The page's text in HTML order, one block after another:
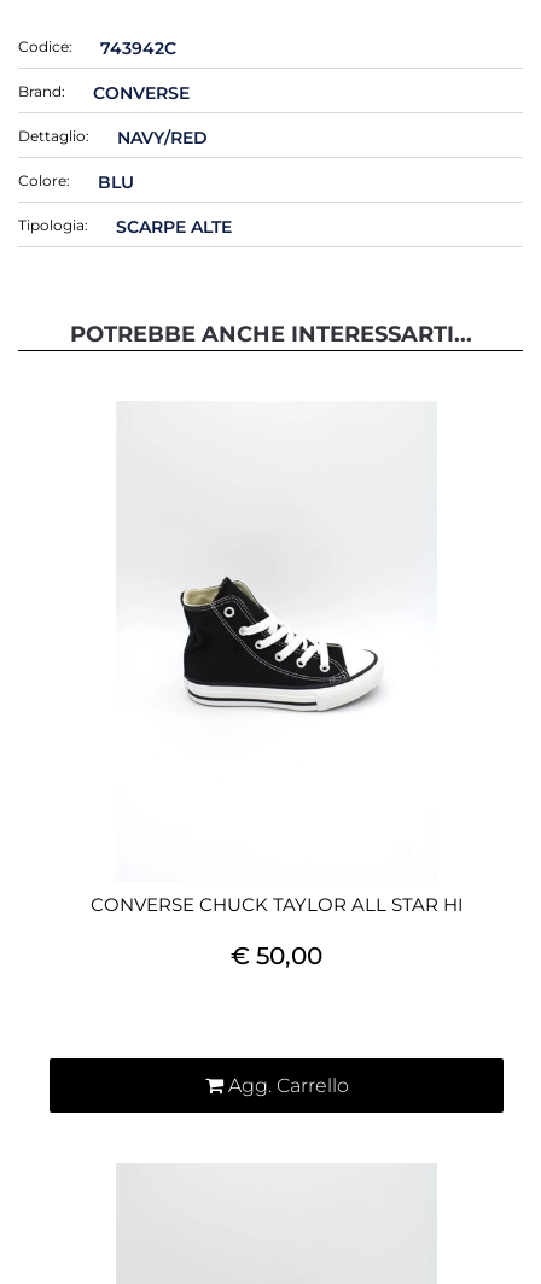
Codice: 743942C
Brand: CONVERSE
Dettaglio: NAVY/RED
Colore: BLU
Tipologia: SCARPE ALTE
POTREBBE ANCHE INTERESSARTI...
CONVERSE CHUCK TAYLOR ALL STAR HI
€ 50,00
Agg. Carrello